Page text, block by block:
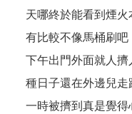
天哪終於能看到煙
有比較不像馬桶刷吧
下午出門外面就人
種日子還在外邊兒走
一時被擠到真是覺得